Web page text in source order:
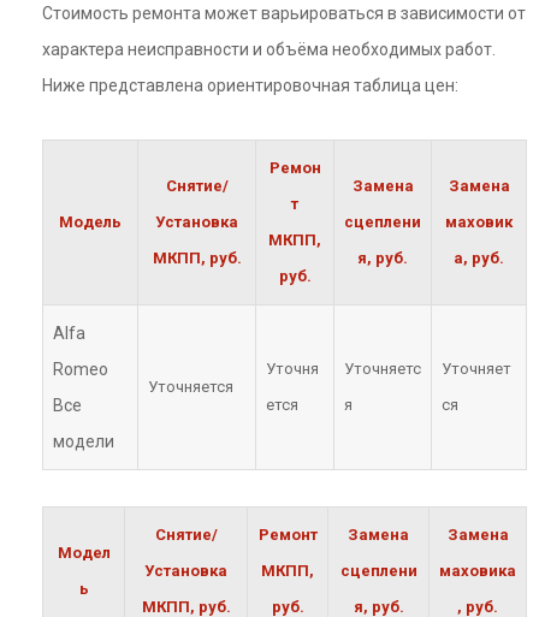
Стоимость ремонта может варьироваться в зависимости от
характера неисправности и объёма необходимых работ.
Ниже представлена ориентировочная таблица цен:
Модель
Снятие/
Установка
МКПП, руб.
Ремон
т
МКПП,
руб.
Замена
сцеплени
я, руб.
Замена
маховик
а, руб.
Alfa
Romeo
Все
модели
Уточняется
Уточня
ется
Уточняетс
я
Уточняет
ся
Модел
ь
Снятие/
Установка
МКПП, руб.
Ремонт
МКПП,
руб.
Замена
сцеплени
я, руб.
Замена
маховика
, руб.